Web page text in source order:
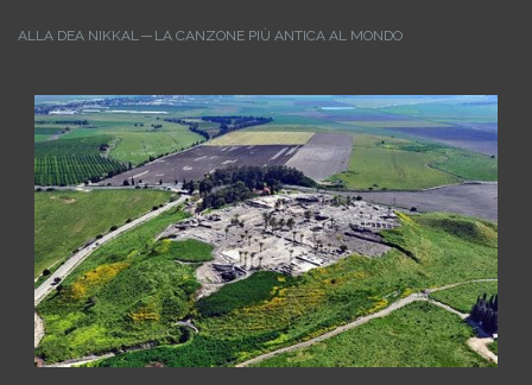
ALLA DEA NIKKAL — LA CANZONE PIÙ ANTICA AL MONDO